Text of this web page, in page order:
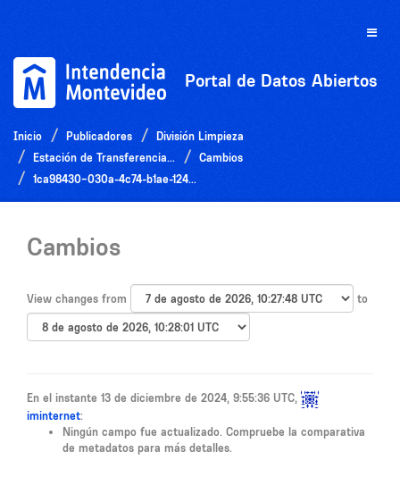
Toggle
Portal de Datos Abiertos
Inicio Publicadores
División Limpieza
Estación de Transferencia...
Cambios
1ca98430-030a-4c74-b1ae-124...
Cambios
View changes from to
En el instante 13 de diciembre de 2024, 9:55:36 UTC,
iminternet:
Ningún campo fue actualizado. Compruebe la comparativa
de metadatos para más detalles.